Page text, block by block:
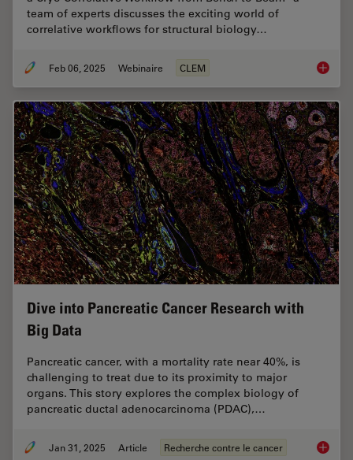
team of experts discusses the exciting world of
correlative workflows for structural biology…
Feb 06, 2025 Webinaire CLEM From
Dive into Pancreatic Cancer Research with
Big Data
Pancreatic cancer, with a mortality rate near 40%, is
challenging to treat due to its proximity to major
organs. This story explores the complex biology of
pancreatic ductal adenocarcinoma (PDAC),…
Jan 31, 2025 Article Recherche contre le cancer Dive